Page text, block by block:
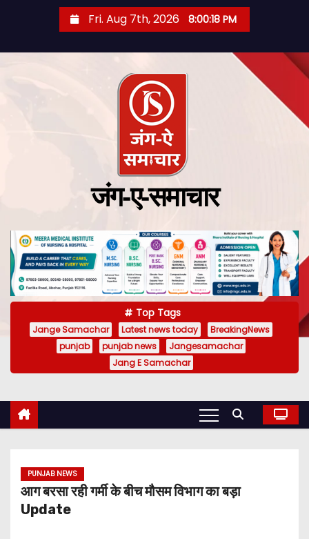
Fri. Aug 7th, 2026 8:00:19 PM
जंग-ए-समाचार
Top Tags
Jange Samachar Latest news today
BreakingNews
punjab
punjab news
Jangesamachar
Jang E Samachar
PUNJAB NEWS
आग बरसा रही गर्मी के बीच मौसम विभाग का बड़ा
Update